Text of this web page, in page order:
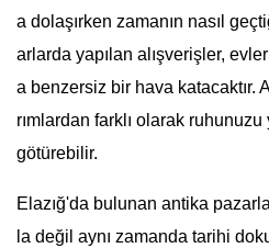
a dolaşırken zamanın nasıl
arlarda yapılan alışverişler,
a benzersiz bir hava katacaktır.
rımlardan farklı olarak
götürebilir.
Elazığ'da bulunan antika
la değil aynı zamanda tarihi